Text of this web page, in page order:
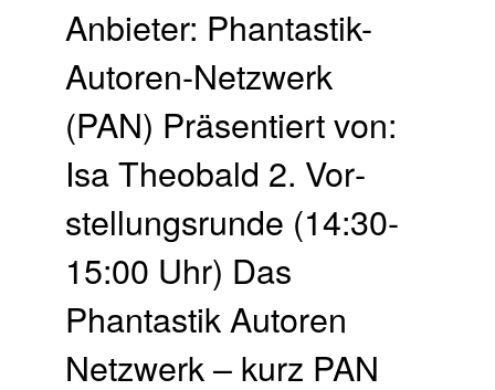
Anbieter: Phantastik-
Autoren-Netzwerk
(PAN) Präsentiert von:
Isa Theobald 2. Vor­
stellungs­runde (14:30-
15:00 Uhr) Das
Phantastik Autoren
Netzwerk – kurz PAN